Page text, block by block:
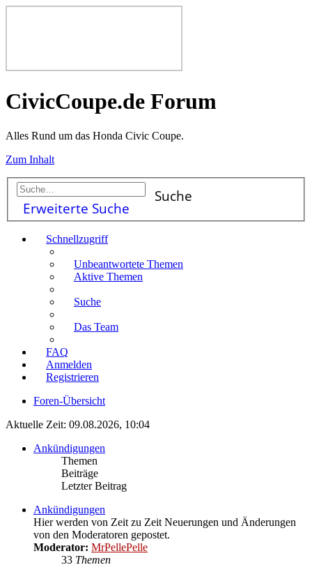
CivicCoupe.de Forum
Alles Rund um das Honda Civic Coupe.
Zum Inhalt
Suche
Erweiterte Suche
Schnellzugriff
Unbeantwortete Themen
Aktive Themen
Suche
Das Team
FAQ
Anmelden
Registrieren
Foren-Übersicht
Aktuelle Zeit: 09.08.2026, 10:04
Ankündigungen
Themen
Beiträge
Letzter Beitrag
Ankündigungen
Hier werden von Zeit zu Zeit Neuerungen und Änderungen
von den Moderatoren gepostet.
Moderator: MrPellePelle
33 Themen